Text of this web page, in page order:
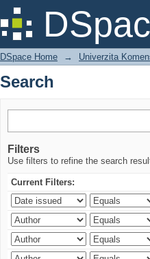
Search
DSpace Home → Univerzita
Search
Filters
Use filters to refine the search
Current Filters: